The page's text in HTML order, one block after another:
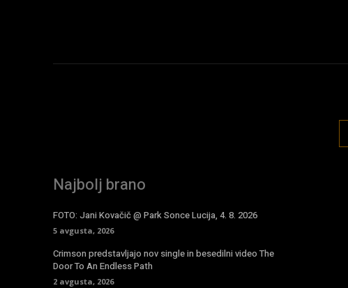
Najbolj brano
FOTO: Jani Kovačič @ Park Sonce Lucija, 4. 8. 2026
5 avgusta, 2026
Crimson predstavljajo nov single in besedilni video The
Door To An Endless Path
2 avgusta, 2026